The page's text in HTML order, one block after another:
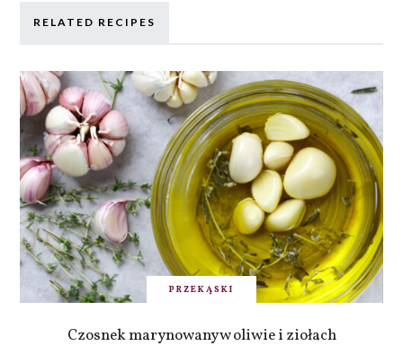
RELATED RECIPES
PRZEKĄSKI
Czosnek marynowany w oliwie i ziołach